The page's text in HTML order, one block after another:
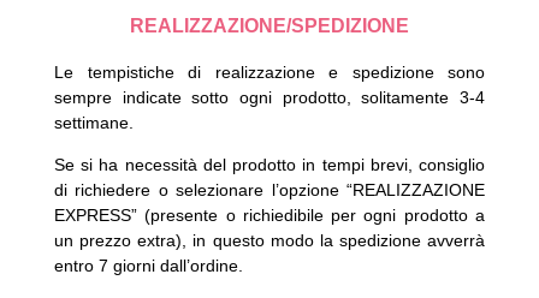
REALIZZAZIONE/SPEDIZIONE
Le tempistiche di realizzazione e spedizione sono
sempre indicate sotto ogni prodotto, solitamente 3-4
settimane.
Se si ha necessità del prodotto in tempi brevi, consiglio
di richiedere o selezionare l’opzione “REALIZZAZIONE
EXPRESS” (presente o richiedibile per ogni prodotto a
un prezzo extra), in questo modo la spedizione avverrà
entro 7 giorni dall’ordine.